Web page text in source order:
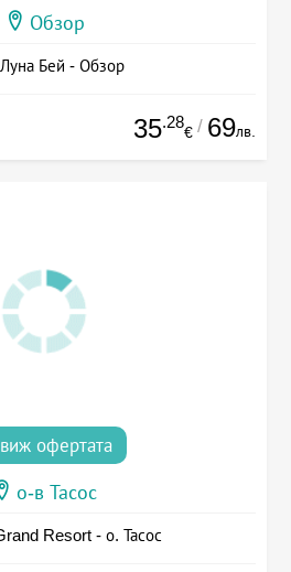
Обзор
Бей - Обзор
35.28
€ / 69лв.
виж офертата
о-в Тасос
Resort - о. Тасос